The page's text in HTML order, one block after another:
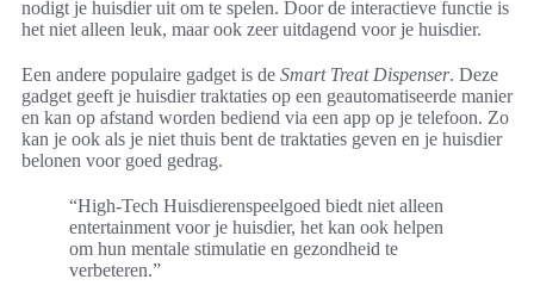
nodigt je huisdier uit om te spelen. Door de interactieve functie is
het niet alleen leuk, maar ook zeer uitdagend voor je huisdier.
Een andere populaire gadget is de Smart Treat Dispenser. Deze
gadget geeft je huisdier traktaties op een geautomatiseerde manier
en kan op afstand worden bediend via een app op je telefoon. Zo
kan je ook als je niet thuis bent de traktaties geven en je huisdier
belonen voor goed gedrag.
“High-Tech Huisdierenspeelgoed biedt niet alleen
entertainment voor je huisdier, het kan ook helpen
om hun mentale stimulatie en gezondheid te
verbeteren.”